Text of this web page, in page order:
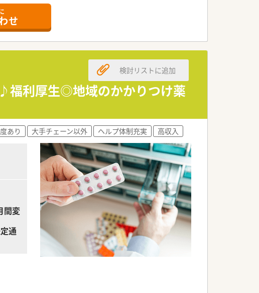
非常に視認性の高い明るい店舗です。
方箋を3名の薬剤師で対応しています。
過ごせる清潔感のある待合室が特徴です。
欲的な薬剤師の方を幅広く求めています。
に興味がある方を積極的に採用しています。
提案ができる方を心よりお待ちしています。
た質の高い医療サービスを提供しています。
営で抜群の安定性を維持しています。
病や予防の観点からも貢献しています。
境で長く働きたい方に適した条件です。
張りが給与に直結する仕組みです。
ーズに応える福利厚生が整っています。
せ
福利厚生◎地域のかかりつけ薬
検討リストに追加
あり 大手チェーン以外 ヘルプ体制充実 高収入
間変
通